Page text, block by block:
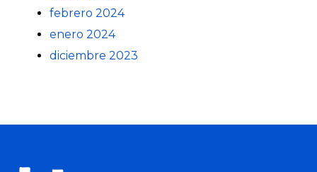
febrero 2024
enero 2024
diciembre 2023